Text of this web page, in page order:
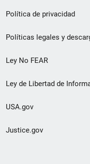
pie
de
página
Política de privacidad
Políticas legales y
Ley No FEAR
Ley de Libertad de
USA.gov
Justice.gov